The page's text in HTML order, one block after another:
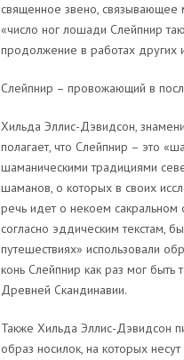
священное звено,
«число ног лошади Слейпнир
продолжение в работах других
Слейпнир – провожающий в
Хильда Эллис-Дэвидсон,
полагает, что Слейпнир – это
шаманическими традициями
шаманов, о которых в своих
речь идет о некоем сакральном
согласно эддическим текстам,
путешествиях» использовали
конь Слейпнир как раз мог
Древней Скандинавии.
Также Хильда Эллис-Дэвидсон
образ носилок, на которых